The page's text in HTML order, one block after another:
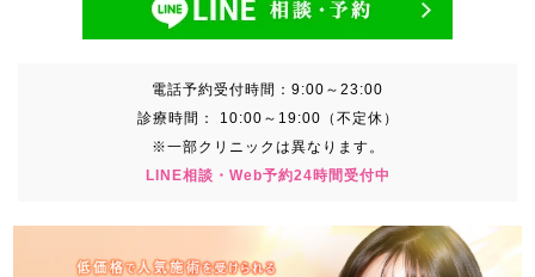
電話予約受付時間： 9:00～23:00
診療時間：
10:00～19:00（不定休）
※一部クリニックは異なります。
LINE相談・Web予約24時間受付中